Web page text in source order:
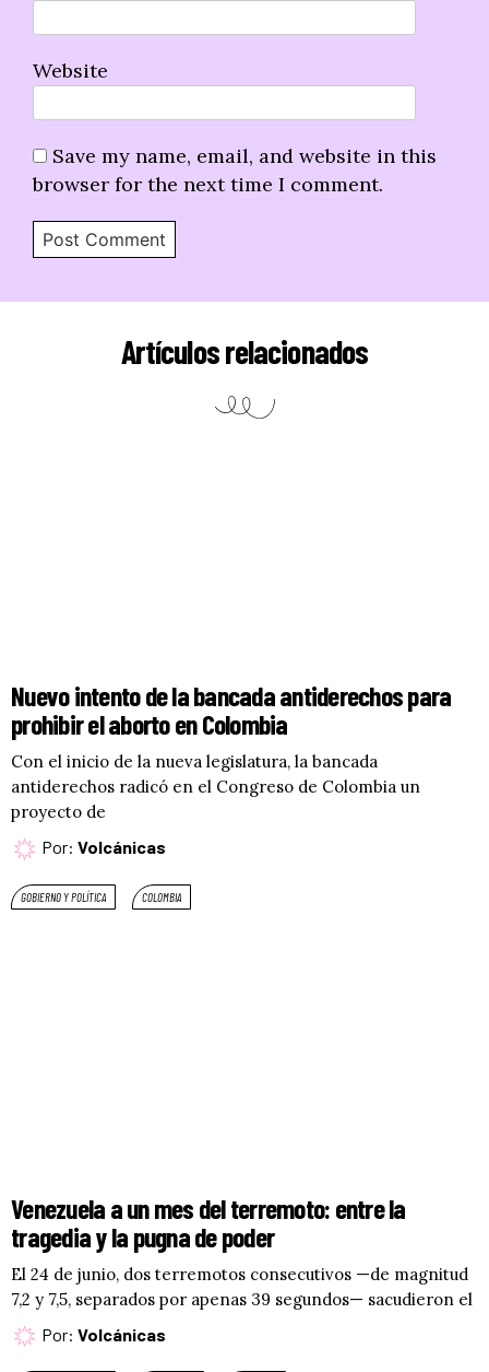
Website
Save my name, email, and website in this
browser for the next time I comment.
Artículos relacionados
Nuevo intento de la bancada antiderechos para
prohibir el aborto en Colombia
Con el inicio de la nueva legislatura, la bancada
antiderechos radicó en el Congreso de Colombia un
proyecto de
Por: Volcánicas
GOBIERNO Y POLÍTICA COLOMBIA
Venezuela a un mes del terremoto: entre la
tragedia y la pugna de poder
El 24 de junio, dos terremotos consecutivos —de magnitud
7,2 y 7,5, separados por apenas 39 segundos— sacudieron el
Por: Volcánicas